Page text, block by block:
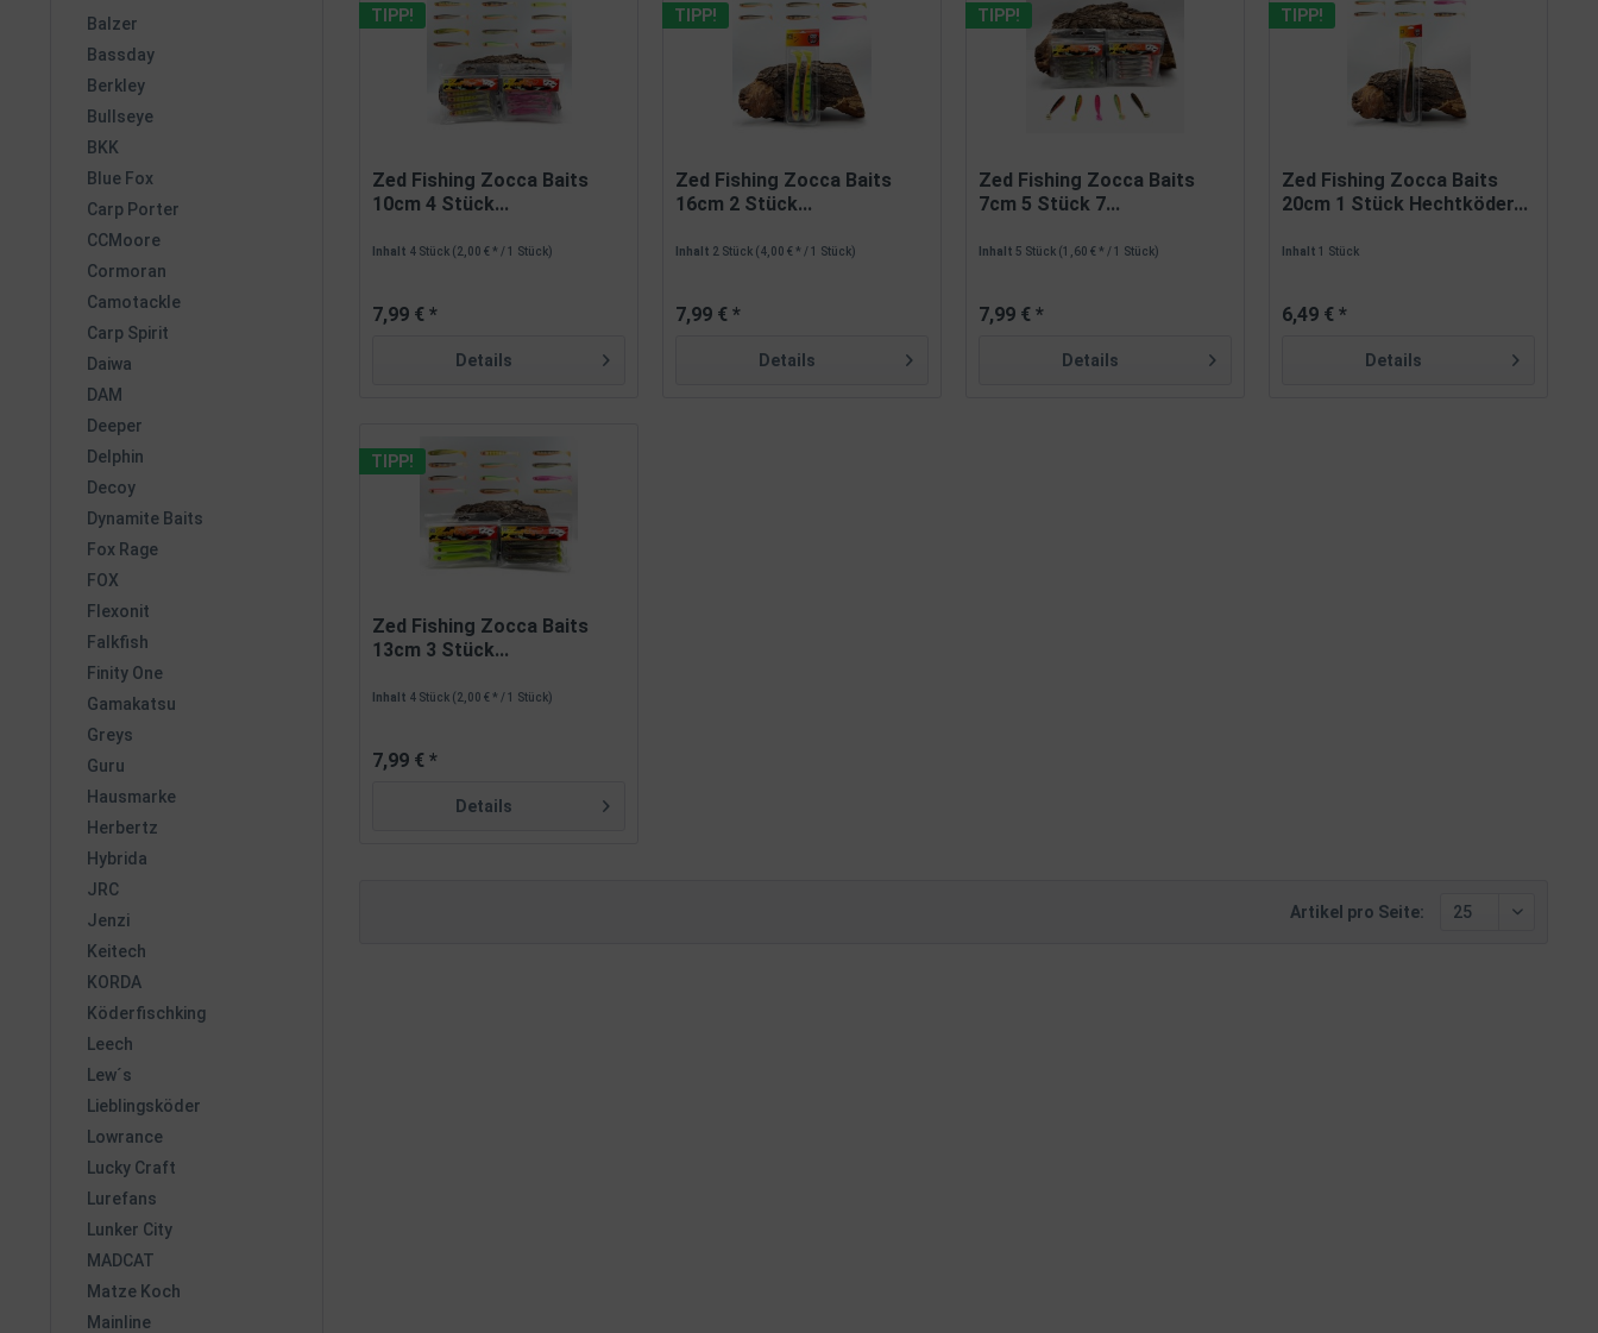
Balzer
Bassday
Berkley
Bullseye
BKK
Blue Fox
Carp Porter
CCMoore
Cormoran
Camotackle
Carp Spirit
Daiwa
DAM
Deeper
Delphin
Decoy
Dynamite Baits
Fox Rage
FOX
Flexonit
Falkfish
Finity One
Gamakatsu
Greys
Guru
Hausmarke
Herbertz
Hybrida
JRC
Jenzi
Keitech
KORDA
Köderfischking
Leech
Lew´s
Lieblingsköder
Lowrance
Lucky Craft
Lurefans
Lunker City
MADCAT
Matze Koch
Mainline
TIPP!
Zed Fishing Zocca Baits
10cm 4 Stück...
Inhalt 4 Stück (2,00 € * / 1 Stück)
7,99 € *
Details
TIPP!
Zed Fishing Zocca Baits
16cm 2 Stück...
Inhalt 2 Stück (4,00 € * / 1 Stück)
7,99 € *
Details
TIPP!
Zed Fishing Zocca Baits
7cm 5 Stück 7...
Inhalt 5 Stück (1,60 € * / 1 Stück)
7,99 € *
Details
TIPP!
Zed Fishing Zocca Baits
20cm 1 Stück Hechtköder...
Inhalt1 Stück
6,49 € *
Details
TIPP!
Zed Fishing Zocca Baits
13cm 3 Stück...
Inhalt 4 Stück (2,00 € * / 1 Stück)
7,99 € *
Details
Artikel pro Seite: